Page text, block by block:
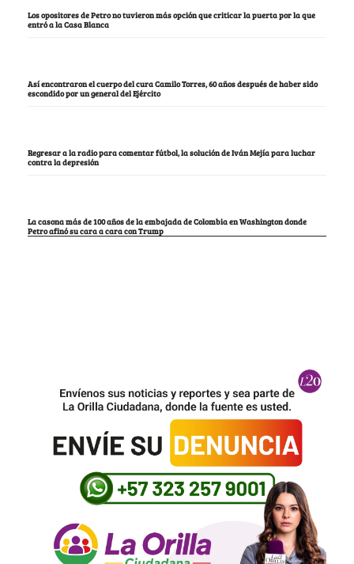
Los opositores de Petro no tuvieron más opción que criticar la puerta por la que
entró a la Casa Blanca
Así encontraron el cuerpo del cura Camilo Torres, 60 años después de haber sido
escondido por un general del Ejército
Regresar a la radio para comentar fútbol, la solución de Iván Mejía para luchar
contra la depresión
La casona más de 100 años de la embajada de Colombia en Washington donde
Petro afinó su cara a cara con Trump